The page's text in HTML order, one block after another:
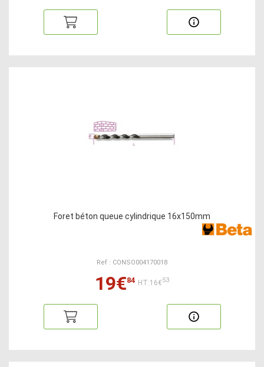
Foret béton queue cylindrique 16x150mm
Ref : CONSO004170018
19€84 HT:16€53